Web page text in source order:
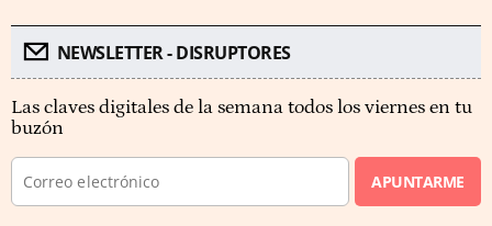
NEWSLETTER - DISRUPTORES
Las claves digitales de la semana todos los viernes en tu
buzón
APUNTARME